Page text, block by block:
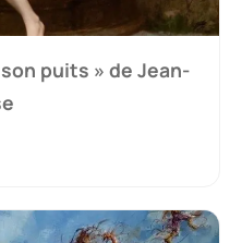
puits » de Jean-